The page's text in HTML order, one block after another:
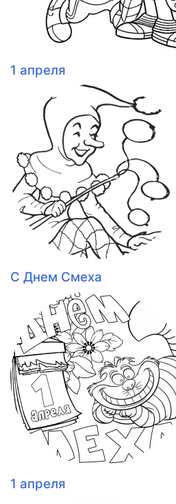
1 апреля
С Днем Смеха
1 апреля